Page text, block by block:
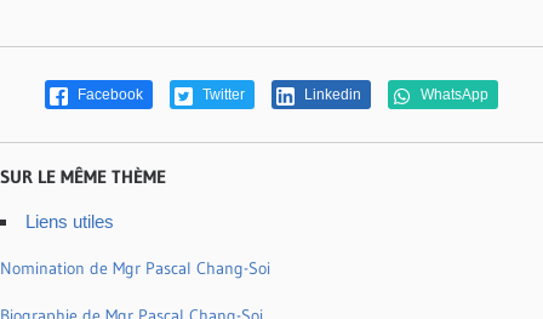
Facebook Twitter Linkedin WhatsApp
SUR LE MÊME THÈME
Liens utiles
Nomination de Mgr Pascal Chang-Soi